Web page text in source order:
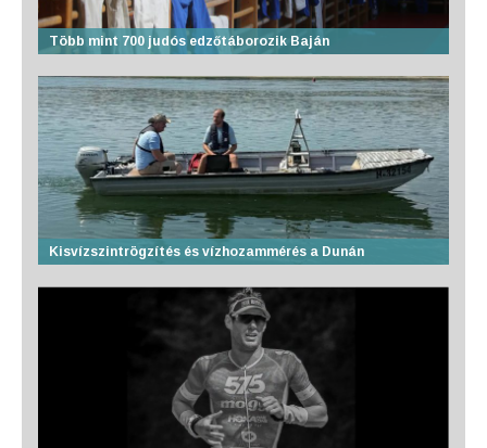
Több mint 700 judós edzőtáborozik Baján
Kisvízszintrögzítés és vízhozammérés a Dunán